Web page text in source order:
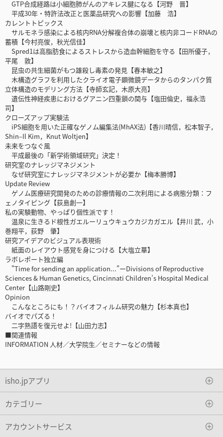
GTP合成経路は小細胞肺がんのアキレス腱になる【河野 晋】
平成30年・特許法改正と医薬品研究への影響【加藤 浩】
カレントトピックス
サルモネラ感染による核内RNA分解複合体の崩壊と核内非コードRNAの
蓄積【今村亮俊，秋光信佳】
Spred1は高脂肪食によるストレスから造血幹細胞を守る【田所優子，
平尾 敦】
昆虫の共生細菌がもつ雄殺し毒素の発見【春本敏之】
木構造グラフを利用したクライオ電子顕微鏡データからのタンパク質
立体構造のモデリング方法【寺師玄記，木原大亮】
遺伝性神経疾患におけるグアニン四重鎖の関与【塩田倫史，福永浩
司】
クローズアップ実験法
iPS細胞を用いた正確なゲノム編集法(MhAX法)【香川晴信，松本智子，
Shin–Il Kim，Knut Woltjen】
未来をつなぐ風
平成最後の「新学術領域研究」決定！
研究室のナレッジマネジメント
なぜ研究室にナレッジマネジメントが必要か【梅本勝博】
Update Review
ゲノム医療研究開発のための診療情報の二次利用による病態分類：フ
ェノタイピング【荻島創一】
私の実験動物、やっぱり個性派です！
温泉に生きるド根性ガエルーリュウキュウカジカガエル【井川 武，小
巻翔平，荻野 肇】
研究アイデアのビジュアル表現術
紙面のレイアウト感覚を身につける【大塩立華】
ラボレポート独立編
"Time for sending an application..."ーDivisions of Reproductive
Sciences & Human Genetics, Cincinnati Children’s Hospital Medical
Center【山路剛史】
Opinion
こんなところにも！？バイオフィルム研究の魅力【杉本真也】
バイオでパズる！
二字熟語を復元せよ!【山田力志】
■関連情報
INFORMATION 人材／大学院生／セミナーなどの情報
isho.jpアプリ
カテゴリー
アカウントサービス